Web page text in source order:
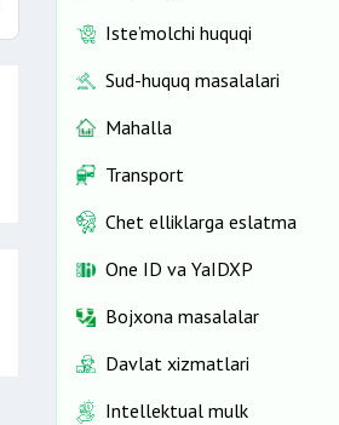
Iste’molchi huquqi
Sud-huquq masalalari
Mahalla
Transport
Chet elliklarga eslatma
One ID vа YaIDXP
Bojxona masalalar
Davlat xizmatlari
Intellektual mulk